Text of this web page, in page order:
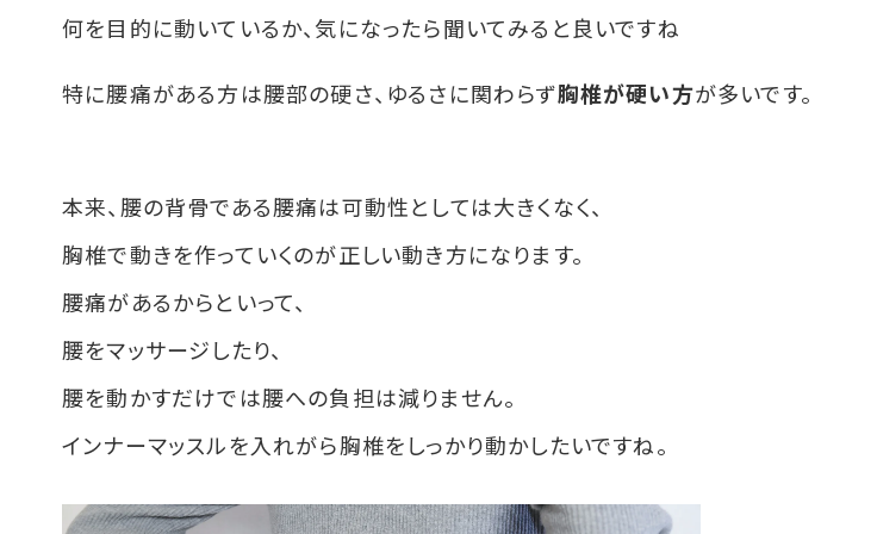
何を目的に動いているか、気になったら聞いてみると良いですね
特に腰痛がある方は腰部の硬さ、ゆるさに関わらず胸椎が硬い方が多いです。
本来、腰の背骨である腰痛は可動性としては大きくなく、
胸椎で動きを作っていくのが正しい動き方になります。
腰痛があるからといって、
腰をマッサージしたり、
腰を動かすだけでは腰への負担は減りません。
インナーマッスルを入れがら胸椎をしっかり動かしたいですね。